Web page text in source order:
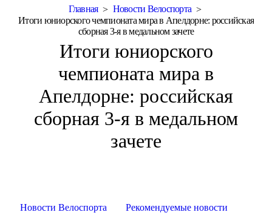
Главная
Новости Велоспорта
Итоги юниорского чемпионата мира в Апелдорне: российская
сборная 3-я в медальном зачете
Итоги юниорского
чемпионата мира в
Апелдорне: российская
сборная 3-я в медальном
зачете
Новости Велоспорта Рекомендуемые новости